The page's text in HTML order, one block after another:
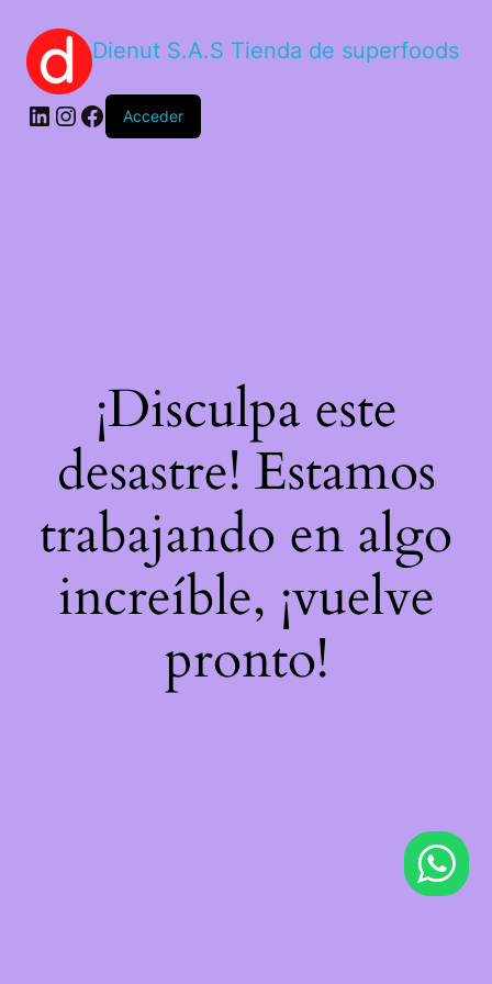
Dienut S.A.S Tienda de superfoods
Acceder
¡Disculpa este
desastre! Estamos
trabajando en algo
increíble, ¡vuelve
pronto!